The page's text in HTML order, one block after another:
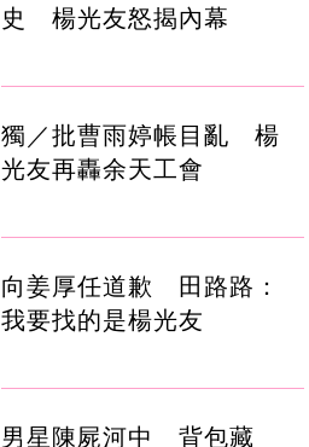
史 楊光友怒揭內幕
獨／批曹雨婷帳目亂 楊
光友再轟余天工會
向姜厚任道歉 田路路：
我要找的是楊光友
男星陳屍河中 背包藏